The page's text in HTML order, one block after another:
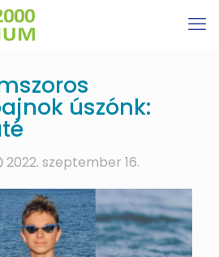
úszónk:
2022. szeptember 16.